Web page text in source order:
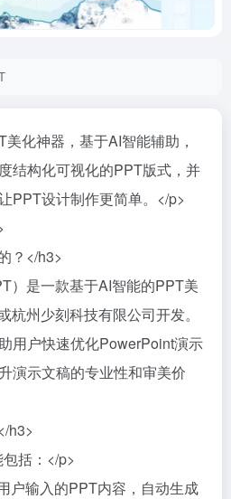
化神器，基于AI智能辅助，
结构化可视化的PPT版式，并
PPT设计制作更简单。</p>
？</h3>
）是一款基于AI智能的PPT美
杭州少刻科技有限公司开发。
用户快速优化PowerPoint演示
演示文稿的专业性和审美价
h3>
括：</p>
户输入的PPT内容，自动生成